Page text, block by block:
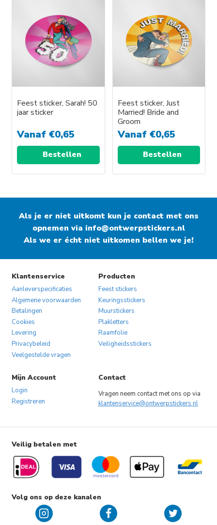
Feest sticker, Sarah! 50
jaar sticker
Vanaf €0,65
Bestellen
Feest sticker, Just
Married! Bride and
Groom
Vanaf €0,65
Bestellen
Als je er niet uitkomt kun je contact met ons
opnemen via info@ontwerpstickers.nl
Als we er écht niet uitkomen bellen we je!
Klantenservice
Aanleverspecificaties
Algemene voorwaarden
Betalingen
Cookies
Levering
Privacybeleid
Veelgestelde vragen
Producten
Feest stickers
Keuringsstickers
Muurstickers
Plakletters
Raamfolie
Veiligheidsstickers
Mijn Account
Login
Registreren
Contact
Vragen neem contact met ons op via
klantenservice@ontwerpstickers.nl
Veilig betalen met
Volg ons op deze kanalen